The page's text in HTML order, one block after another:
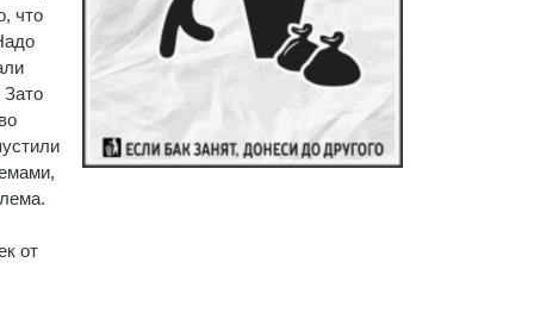
что
от